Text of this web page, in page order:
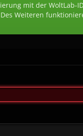
mit der
Weiteren